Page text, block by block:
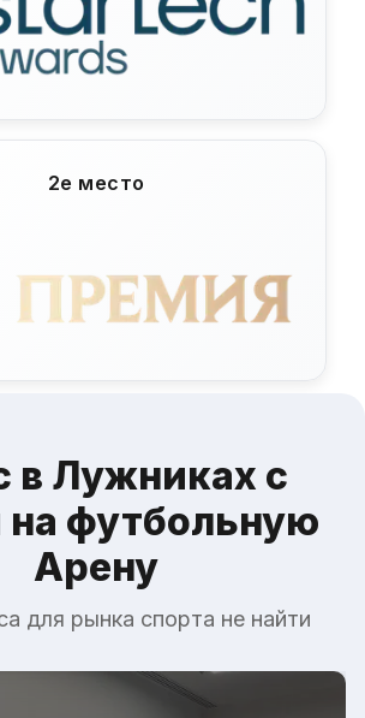
2е место
в Лужниках с
футбольную
Арену
для рынка спорта не найти